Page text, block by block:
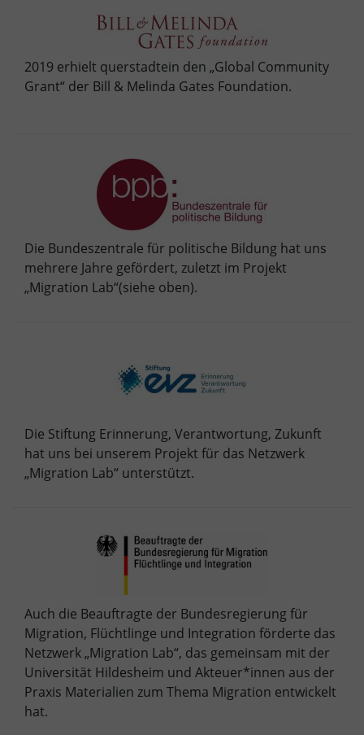
2019 erhielt querstadtein den „Global Community
Grant“ der Bill & Melinda Gates Foundation.
Die Bundeszentrale für politische Bildung hat uns
mehrere Jahre gefördert, zuletzt im Projekt
„Migration Lab“(siehe oben).
Die Stiftung Erinnerung, Verantwortung, Zukunft
hat uns bei unserem Projekt für das Netzwerk
„Migration Lab“ unterstützt.
Auch die Beauftragte der Bundesregierung für
Migration, Flüchtlinge und Integration förderte das
Netzwerk „Migration Lab“, das gemeinsam mit der
Universität Hildesheim und Akteuer*innen aus der
Praxis Materialien zum Thema Migration entwickelt
hat.